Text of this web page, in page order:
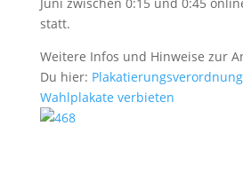
statt.
Weitere Infos und Hinweise zur
Du hier:
Wahlplakate verbieten